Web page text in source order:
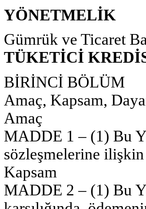
YÖNETMELİK
Gümrük ve Ticaret
TÜKETİCİ
BİRİNCİ BÖLÜM
Amaç, Kapsam,
Amaç
MADDE 1 – (1) Bu
sözleşmelerine ilişkin
Kapsam
MADDE 2 – (1) Bu